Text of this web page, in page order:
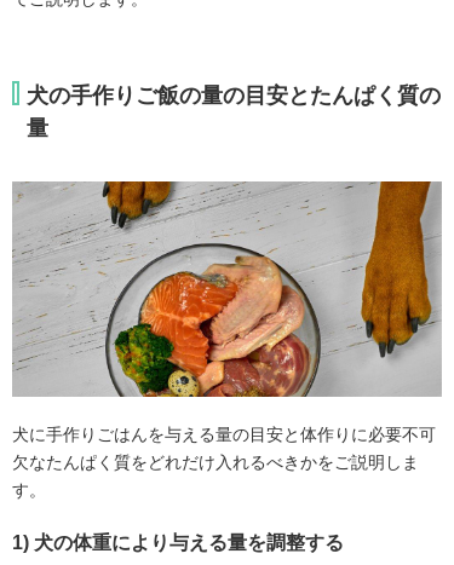
犬の手作りご飯の量の目安とたんぱく質の
量
犬に手作りごはんを与える量の目安と体作りに必要不可
欠なたんぱく質をどれだけ入れるべきかをご説明しま
す。
1) 犬の体重により与える量を調整する